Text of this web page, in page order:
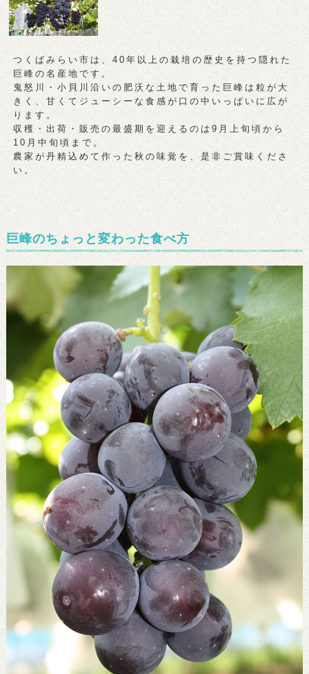
つくばみらい市は、40年以上の栽培の歴史を持つ隠れた
巨峰の名産地です。
鬼怒川・小貝川沿いの肥沃な土地で育った巨峰は粒が大
きく、甘くてジューシーな食感が口の中いっぱいに広が
ります。
収穫・出荷・販売の最盛期を迎えるのは9月上旬頃から
10月中旬頃まで。
農家が丹精込めて作った秋の味覚を、是非ご賞味くださ
い。
巨峰のちょっと変わった食べ方